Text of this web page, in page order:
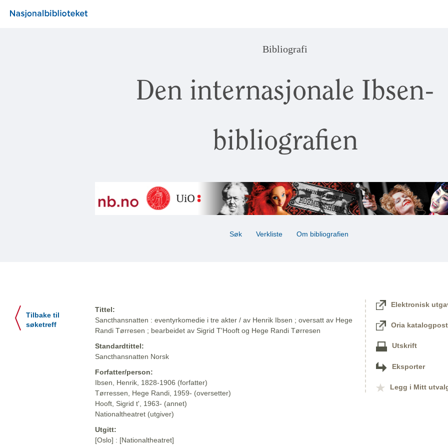
Bibliografi
Den internasjonale Ibsen-
bibliografien
Søk Verkliste Om bibliografien
Tilbake til
søketreff
Tittel:
Sancthansnatten : eventyrkomedie i tre akter / av Henrik Ibsen ; oversatt av Hege
Randi Tørresen ; bearbeidet av Sigrid T'Hooft og Hege Randi Tørresen
Standardtittel:
Sancthansnatten Norsk
Forfatter/person:
Ibsen, Henrik, 1828-1906 (forfatter)
Tørressen, Hege Randi, 1959- (oversetter)
Hooft, Sigrid t', 1963- (annet)
Nationaltheatret (utgiver)
Utgitt:
[Oslo] : [Nationaltheatret]
Elektronisk
Oria katalogpost
Utskrift
Eksporter
Legg i Mitt